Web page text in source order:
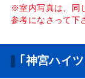
※室内写真は、同
参考になさって下
｢神宮ハイ